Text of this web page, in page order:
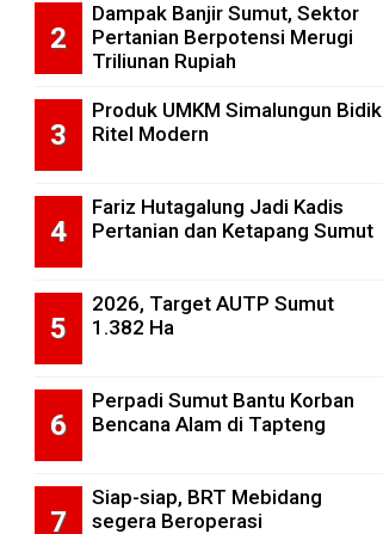
Dampak Banjir Sumut, Sektor
Pertanian Berpotensi Merugi
Triliunan Rupiah
Produk UMKM Simalungun Bidik
Ritel Modern
Fariz Hutagalung Jadi Kadis
Pertanian dan Ketapang Sumut
2026, Target AUTP Sumut
1.382 Ha
Perpadi Sumut Bantu Korban
Bencana Alam di Tapteng
Siap-siap, BRT Mebidang
segera Beroperasi